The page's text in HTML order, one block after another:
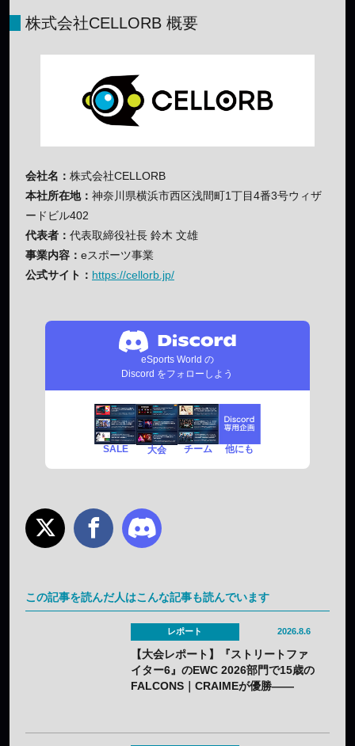
株式会社CELLORB 概要
会社名： 株式会社CELLORB
本社所在地： 神奈川県横浜市西区浅間町1丁目4番3号ウィザ
ードビル402
代表者： 代表取締役社長 鈴木 文雄
事業内容： eスポーツ事業
公式サイト： https://cellorb.jp/
eSports World の
Discord をフォローしよう
SALE 大会 チーム 他にも
この記事を読んだ人はこんな記事も読んでいます
レポート 2026.8.6
【大会レポート】『ストリートファ
イター6』のEWC 2026部門で15歳の
FALCONS｜CRAIMEが優勝——